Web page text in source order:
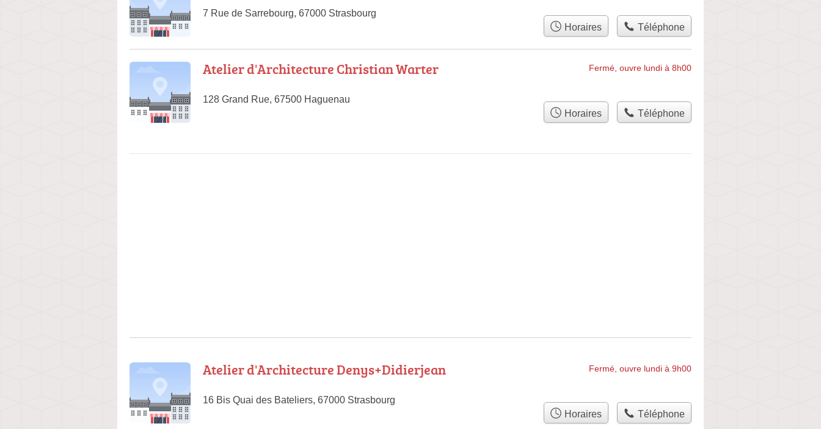
7 Rue de Sarrebourg, 67000 Strasbourg
Horaires Téléphone
Atelier d'Architecture Christian Warter
128 Grand Rue, 67500 Haguenau
Fermé, ouvre lundi à 8h00
Horaires Téléphone
Atelier d'Architecture Denys+Didierjean
16 Bis Quai des Bateliers, 67000 Strasbourg
Fermé, ouvre lundi à 9h00
Horaires Téléphone